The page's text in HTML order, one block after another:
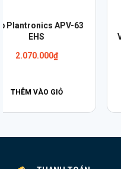
TAI NGHE PLANTRONICS
10.840.000
THÊM VÀO GIỎ